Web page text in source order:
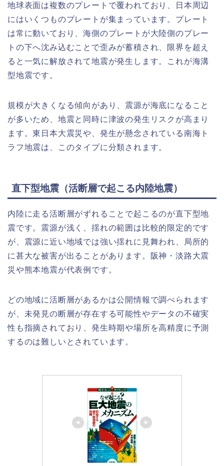
地球表面は複数のプレートで覆われており、日本周辺
にはいくつものプレートが集まっています。プレート
は常に動いており、海側のプレートが大陸側のプレー
トの下へ沈み込むことで歪みが蓄積され、限界を超え
ると一気に解放されて地震が発生します。これが海溝
型地震です。
規模が大きくなる傾向があり、震源が海底になること
が多いため、地震と同時に津波の発生リスクが高まり
ます。東日本大震災や、発生が懸念されている南海ト
ラフ地震は、このタイプに分類されます。
直下型地震（活断層で起こる内陸地震）
内陸に走る活断層がずれることで起こるのが直下型地
震です。震源が浅く、揺れの範囲は比較的限定的です
が、震源に近い地域では強い揺れに見舞われ、局所的
に甚大な被害が出ることがあります。阪神・淡路大震
災や熊本地震が代表例です。
どの地域に活断層があるかは公開情報で調べられます
が、未発見の断層が存在する可能性やデータの不確実
性も指摘されており、発生時期や場所を高精度に予測
するのは難しいとされています。